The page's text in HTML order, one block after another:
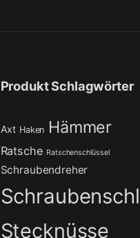
Produkt Schlagwörter
Axt Haken Hämmer
Ratsche Ratschenschlüssel
Schraubendreher
Stecknüsse